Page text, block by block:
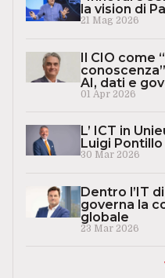
la vision di
21 Mag 2026
Il CIO come
AI, dati e
01 Apr 2026
L’ ICT in
Luigi Pontillo
30 Mar 2026
Dentro l’IT
governa la
globale
23 Mar 2026